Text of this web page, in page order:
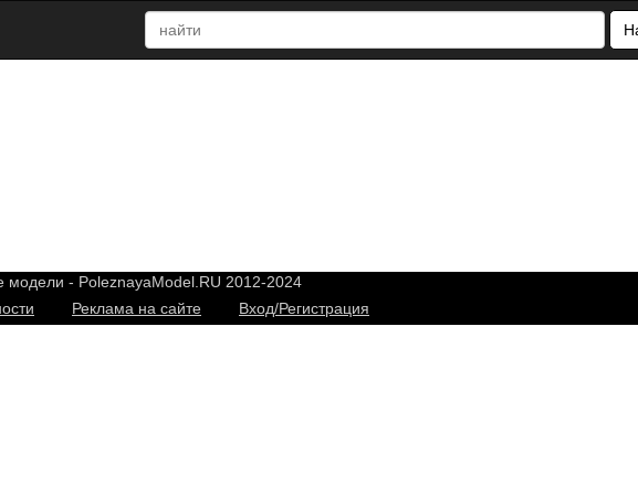
модели - PoleznayaModel.RU 2012-2024
Реклама на сайте Вход/Регистрация